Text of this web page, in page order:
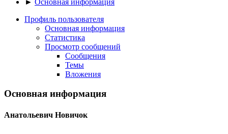
Профиль пользователя
Основная информация
Статистика
Просмотр сообщений
Сообщения
Темы
Вложения
Основная информация
Анатольевич Новичок